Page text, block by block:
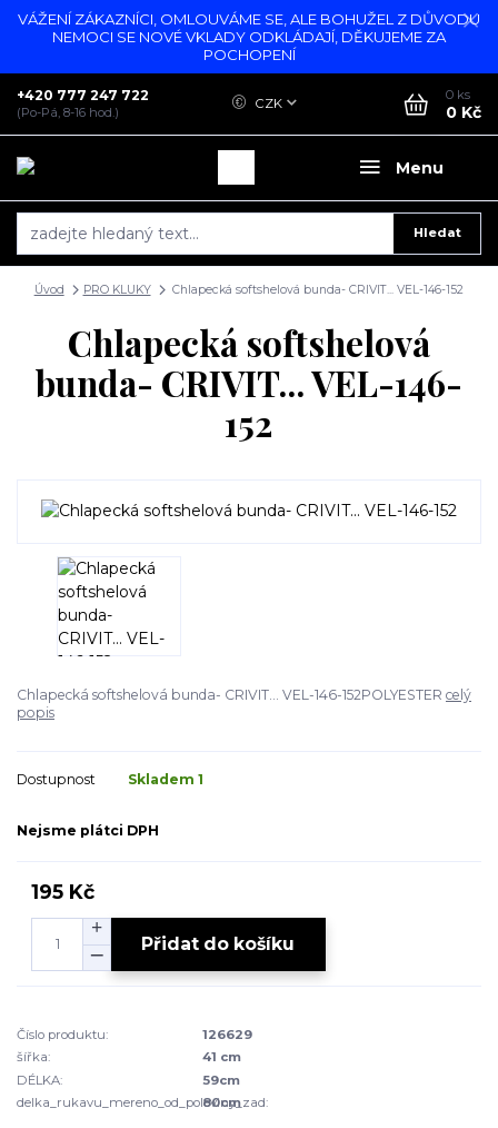
VÁŽENÍ ZÁKAZNÍCI, OMLOUVÁME SE, ALE BOHUŽEL Z DŮVODU
NEMOCI SE NOVÉ VKLADY ODKLÁDAJÍ, DĚKUJEME ZA
POCHOPENÍ
Menu
CZK
Hledat
+420 777 247 722
(Po-Pá, 8-16 hod.)
0 ks
0 Kč
Úvod PRO KLUKY Chlapecká softshelová bunda- CRIVIT... VEL-146-152
Chlapecká softshelová
bunda- CRIVIT... VEL-146-
152
Chlapecká softshelová bunda- CRIVIT... VEL-146-152POLYESTER celý
popis
Dostupnost Skladem 1
Nejsme plátci DPH
195 Kč
Přidat do košíku
Číslo produktu:
126629
šířka:
41 cm
DÉLKA:
59cm
delka_rukavu_mereno_od_poloviny_zad:
80cm